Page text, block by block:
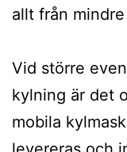
allt från
Vid större
kylning är det
mobila